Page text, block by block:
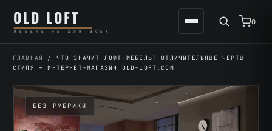
содержимому
содержимому
OLD LOFT
МЕБЕЛЬ НЕ ДЛЯ ВСЕХ
0
ГЛАВНАЯ / ЧТО ЗНАЧИТ ЛОФТ-МЕБЕЛЬ? ОТЛИЧИТЕЛЬНЫЕ ЧЕРТЫ
СТИЛЯ – ИНТЕРНЕТ-МАГАЗИН OLD-LOFT.COM
БЕЗ РУБРИКИ